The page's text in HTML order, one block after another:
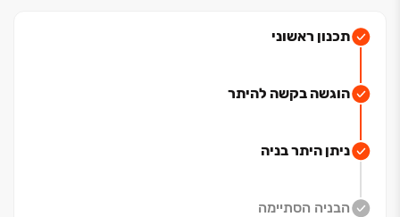
תכנון ראשוני
הוגשה בקשה להיתר
ניתן היתר בניה
הבניה הסתיימה